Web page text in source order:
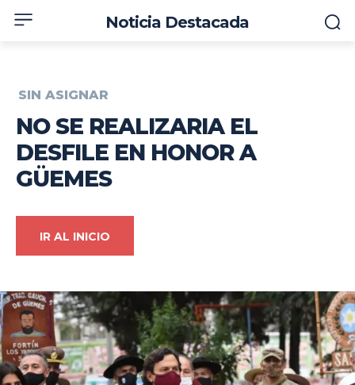
Noticia Destacada
SIN ASIGNAR
NO SE REALIZARIA EL
DESFILE EN HONOR A
GÜEMES
IR AL INICIO